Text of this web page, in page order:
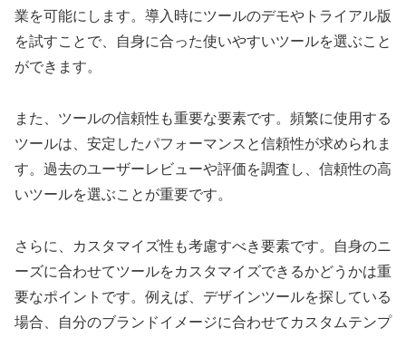
業を可能にします。導入時にツールのデモやトライアル版
を試すことで、自身に合った使いやすいツールを選ぶこと
ができます。
また、ツールの信頼性も重要な要素です。頻繁に使用する
ツールは、安定したパフォーマンスと信頼性が求められま
す。過去のユーザーレビューや評価を調査し、信頼性の高
いツールを選ぶことが重要です。
さらに、カスタマイズ性も考慮すべき要素です。自身のニ
ーズに合わせてツールをカスタマイズできるかどうかは重
要なポイントです。例えば、デザインツールを探している
場合、自分のブランドイメージに合わせてカスタムテンプ